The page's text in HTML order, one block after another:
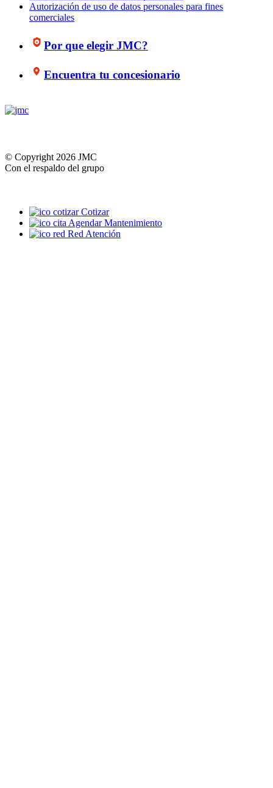
Autorización de uso de datos personales para fines
comerciales
Por que elegir JMC?
Encuentra tu concesionario
© Copyright 2026 JMC
Con el respaldo del grupo
Cotizar
Agendar Mantenimiento
Red Atención